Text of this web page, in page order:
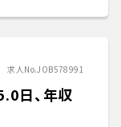
求人No.JOB578991
日、年収